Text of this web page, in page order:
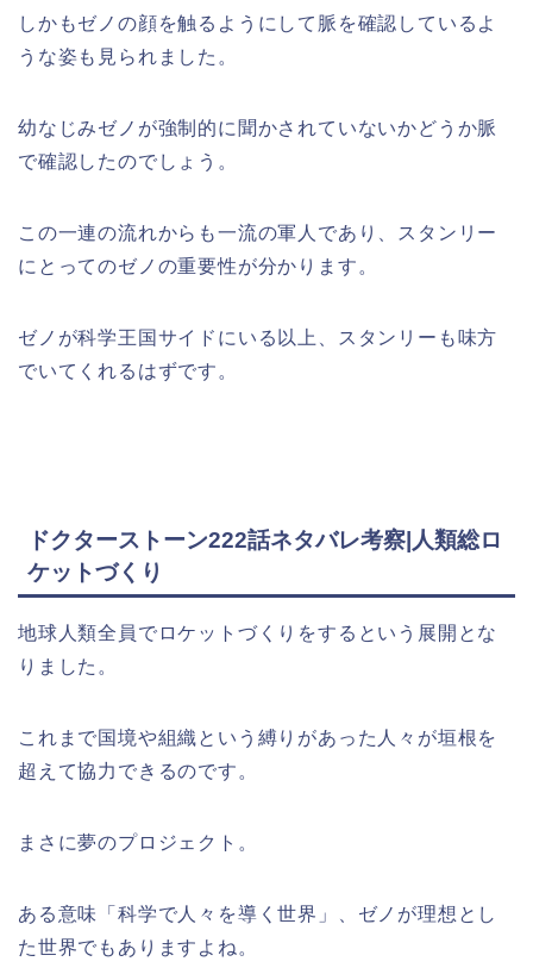
しかもゼノの顔を触るようにして脈を確認しているよ
うな姿も見られました。
幼なじみゼノが強制的に聞かされていないかどうか脈
で確認したのでしょう。
この一連の流れからも一流の軍人であり、スタンリー
にとってのゼノの重要性が分かります。
ゼノが科学王国サイドにいる以上、スタンリーも味方
でいてくれるはずです。
ドクターストーン222話ネタバレ考察|人類総ロ
ケットづくり
地球人類全員でロケットづくりをするという展開とな
りました。
これまで国境や組織という縛りがあった人々が垣根を
超えて協力できるのです。
まさに夢のプロジェクト。
ある意味「科学で人々を導く世界」、ゼノが理想とし
た世界でもありますよね。